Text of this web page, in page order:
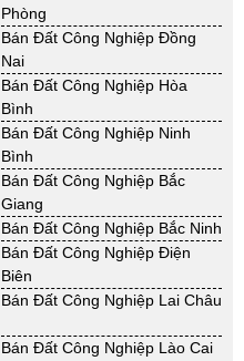
Bình
Cho Thuê Nhà Xưởng Tuyên
Quang
Cho Thuê Nhà Xưởng Thừa T.
Huế
Cho Thuê Nhà Xưởng Lâm
Đồng
Cho Thuê Nhà Xưởng Bình
Thuận
Cho Thuê Nhà Xưởng ĐắkLắk
Cho Thuê Nhà Xưởng Hà Tĩnh
Cho Thuê Nhà Xưởng Nghệ An
Cho Thuê Nhà Xưởng Phú Yên
Phòng
Bán Đất Công Nghiệp Đồng
Nai
Bán Đất Công Nghiệp Hòa
Bình
Bán Đất Công Nghiệp Ninh
Bình
Bán Đất Công Nghiệp Bắc
Giang
Bán Đất Công Nghiệp Bắc Ninh
Bán Đất Công Nghiệp Điện
Biên
Bán Đất Công Nghiệp Lai Châu
Bán Đất Công Nghiệp Lào Cai